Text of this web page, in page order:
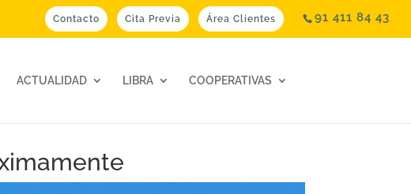
91 411 84 43
Contacto Cita Previa Área Clientes
ACTUALIDAD LIBRA COOPERATIVAS